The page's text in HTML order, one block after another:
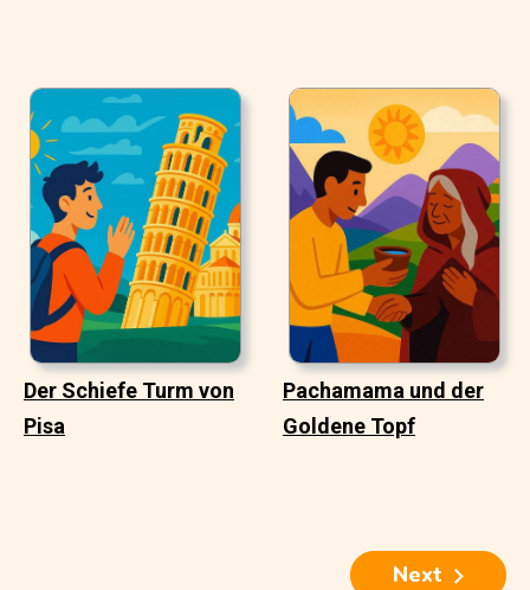
Der Schiefe Turm von
Pisa
Pachamama und der
Goldene Topf
Next